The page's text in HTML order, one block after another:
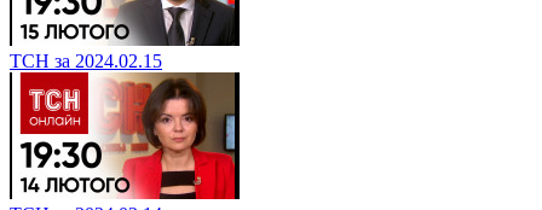
ТСН за 2024.02.15